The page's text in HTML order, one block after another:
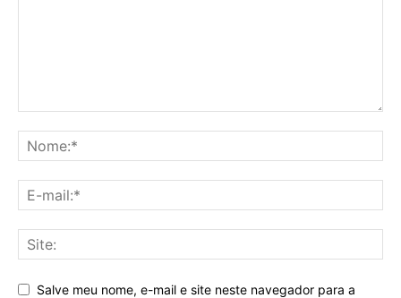
Salve meu nome, e-mail e site neste navegador para a